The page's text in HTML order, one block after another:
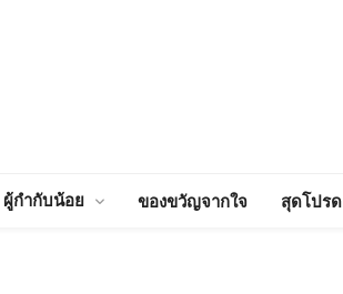
ผู้กำกับน้อย ของขวัญจากใจ สุดโปรด